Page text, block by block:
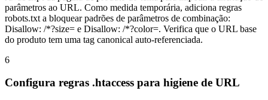
parâmetros ao URL. Como medida temporária, adiciona regras
robots.txt a bloquear padrões de parâmetros de combinação:
Disallow: /*?size= e Disallow: /*?color=. Verifica que o URL base
do produto tem uma tag canonical auto-referenciada.
6
Configura regras .htaccess para higiene de URL